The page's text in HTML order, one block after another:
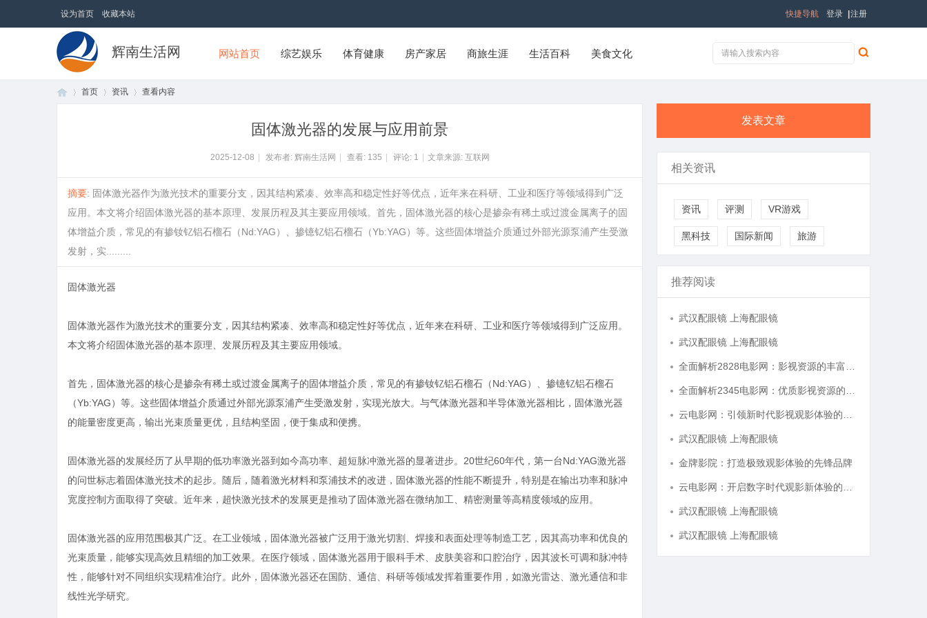
设为首页 收藏本站 登录 注册
快捷导航
辉南生活网 网站首页 综艺娱乐 体育健康 房产家居 商旅生涯 生活百科 美食文化
首页 资讯 查看内容
固体激光器的发展与应用前景
2025-12-08 发布者: 辉南生活网 查看: 135 评论: 1 文章来源: 互联网
摘要: 固体激光器作为激光技术的重要分支，因其结构紧凑、效率高和稳定性好等优点，近年来在科研、工业和医疗等领域得到广泛
应用。本文将介绍固体激光器的基本原理、发展历程及其主要应用领域。首先，固体激光器的核心是掺杂有稀土或过渡金属离子的固
体增益介质，常见的有掺钕钇铝石榴石（Nd:YAG）、掺镱钇铝石榴石（Yb:YAG）等。这些固体增益介质通过外部光源泵浦产生受激
发射，实.........
固体激光器
固体激光器作为激光技术的重要分支，因其结构紧凑、效率高和稳定性好等优点，近年来在科研、工业和医疗等领域得到广泛应用。
本文将介绍固体激光器的基本原理、发展历程及其主要应用领域。
首先，固体激光器的核心是掺杂有稀土或过渡金属离子的固体增益介质，常见的有掺钕钇铝石榴石（Nd:YAG）、掺镱钇铝石榴石
（Yb:YAG）等。这些固体增益介质通过外部光源泵浦产生受激发射，实现光放大。与气体激光器和半导体激光器相比，固体激光器
的能量密度更高，输出光束质量更优，且结构坚固，便于集成和便携。
固体激光器的发展经历了从早期的低功率激光器到如今高功率、超短脉冲激光器的显著进步。20世纪60年代，第一台Nd:YAG激光器
的问世标志着固体激光技术的起步。随后，随着激光材料和泵浦技术的改进，固体激光器的性能不断提升，特别是在输出功率和脉冲
宽度控制方面取得了突破。近年来，超快激光技术的发展更是推动了固体激光器在微纳加工、精密测量等高精度领域的应用。
固体激光器的应用范围极其广泛。在工业领域，固体激光器被广泛用于激光切割、焊接和表面处理等制造工艺，因其高功率和优良的
光束质量，能够实现高效且精细的加工效果。在医疗领域，固体激光器用于眼科手术、皮肤美容和口腔治疗，因其波长可调和脉冲特
性，能够针对不同组织实现精准治疗。此外，固体激光器还在国防、通信、科研等领域发挥着重要作用，如激光雷达、激光通信和非
线性光学研究。
发表文章
相关资讯
资讯 评测 VR游戏
黑科技 国际新闻 旅游
推荐阅读
武汉配眼镜 上海配眼镜
武汉配眼镜 上海配眼镜
武汉配眼镜 上海配眼镜
金牌影院：打造极致观影体验的先锋品牌
武汉配眼镜 上海配眼镜
武汉配眼镜 上海配眼镜